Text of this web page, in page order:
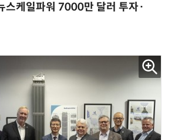
스케일파워 7000만 달러 투자·